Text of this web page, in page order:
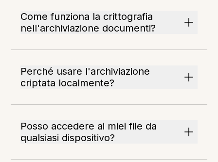
Come funziona la crittografia
nell'archiviazione documenti?
Perché usare l'archiviazione
criptata localmente?
Posso accedere ai miei file da
qualsiasi dispositivo?